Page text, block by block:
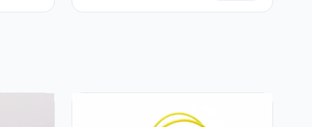
cu Trandafiri Roșii și